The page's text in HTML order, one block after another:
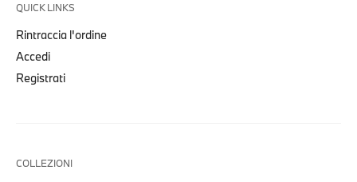
QUICK LINKS
Rintraccia l'ordine
Accedi
Registrati
COLLEZIONI